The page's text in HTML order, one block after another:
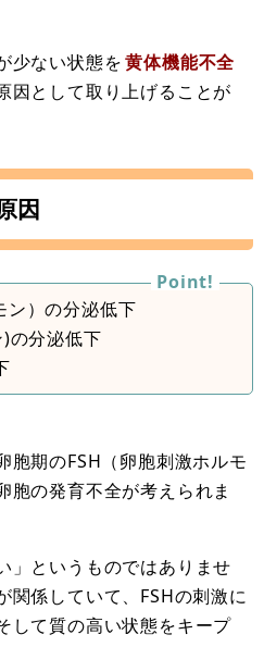
少ない状態を 黄体機能不全
因として取り上げることが
因
ン）の分泌低下
の分泌低下
胞期のFSH（卵胞刺激ホルモ
胞の発育不全が考えられま
」というものではありませ
関係していて、FSHの刺激に
して質の高い状態をキープ